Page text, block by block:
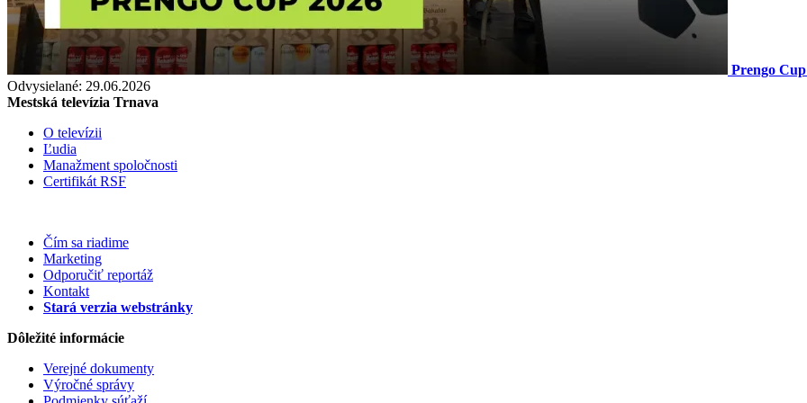
Prengo
Odvysielané: 29.06.2026
Mestská televízia Trnava
O televízii
Ľudia
Manažment spoločnosti
Certifikát RSF
Čím sa riadime
Marketing
Odporučiť reportáž
Kontakt
Stará verzia webstránky
Dôležité informácie
Verejné dokumenty
Výročné správy